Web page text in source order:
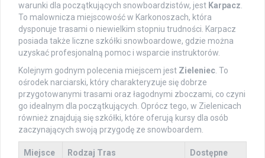
warunki dla początkujących snowboardzistów, jest Karpacz.
To malownicza miejscowość w Karkonoszach, która
dysponuje trasami o niewielkim stopniu trudności. Karpacz
posiada także liczne szkółki snowboardowe, gdzie można
uzyskać profesjonalną pomoc i wsparcie instruktorów.
Kolejnym godnym polecenia miejscem jest Zieleniec. To
ośrodek narciarski, który charakteryzuje się dobrze
przygotowanymi trasami oraz łagodnymi zboczami, co czyni
go idealnym dla początkujących. Oprócz tego, w Zielenicach
również znajdują się szkółki, które oferują kursy dla osób
zaczynających swoją przygodę ze snowboardem.
Miejsce Rodzaj Tras
Dostępne